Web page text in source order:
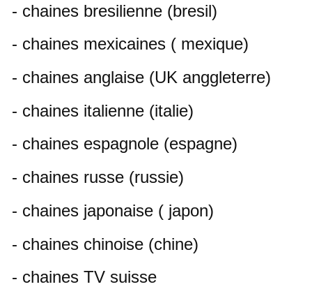
- chaines bresilienne (bresil)
- chaines mexicaines ( mexique)
- chaines anglaise (UK anggleterre)
- chaines italienne (italie)
- chaines espagnole (espagne)
- chaines russe (russie)
- chaines japonaise ( japon)
- chaines chinoise (chine)
- chaines TV suisse